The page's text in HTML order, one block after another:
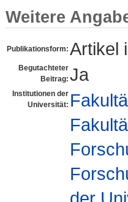
Weitere
Publikationsform: Artikel
Begutachteter
Beitrag: Ja
Institutionen der
Universität:
der